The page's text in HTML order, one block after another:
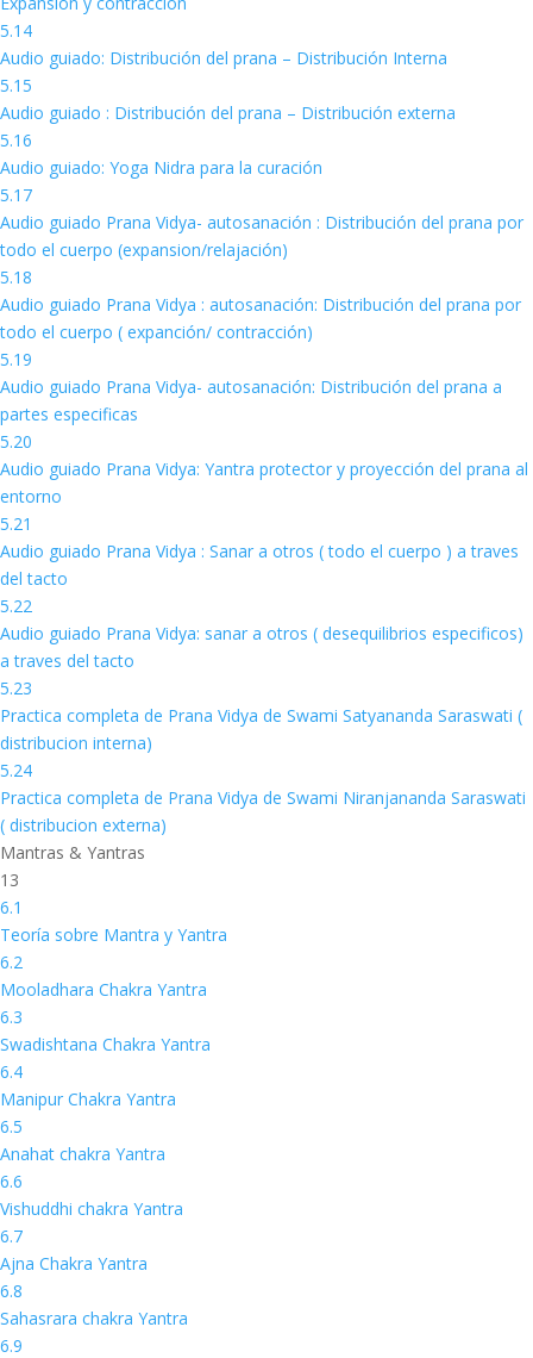
5.14
Audio guiado: Distribución del prana – Distribución Interna
5.15
Audio guiado : Distribución del prana – Distribución externa
5.16
Audio guiado: Yoga Nidra para la curación
5.17
Audio guiado Prana Vidya- autosanación : Distribución del prana por
todo el cuerpo (expansion/relajación)
5.18
Audio guiado Prana Vidya : autosanación: Distribución del prana por
todo el cuerpo ( expanción/ contracción)
5.19
Audio guiado Prana Vidya- autosanación: Distribución del prana a
partes especificas
5.20
Audio guiado Prana Vidya: Yantra protector y proyección del prana al
entorno
5.21
Audio guiado Prana Vidya : Sanar a otros ( todo el cuerpo ) a traves
del tacto
5.22
Audio guiado Prana Vidya: sanar a otros ( desequilibrios especificos)
a traves del tacto
5.23
Practica completa de Prana Vidya de Swami Satyananda Saraswati (
distribucion interna)
5.24
Practica completa de Prana Vidya de Swami Niranjananda Saraswati
( distribucion externa)
Mantras & Yantras
13
6.1
Teoría sobre Mantra y Yantra
6.2
Mooladhara Chakra Yantra
6.3
Swadishtana Chakra Yantra
6.4
Manipur Chakra Yantra
6.5
Anahat chakra Yantra
6.6
Vishuddhi chakra Yantra
6.7
Ajna Chakra Yantra
6.8
Sahasrara chakra Yantra
6.9